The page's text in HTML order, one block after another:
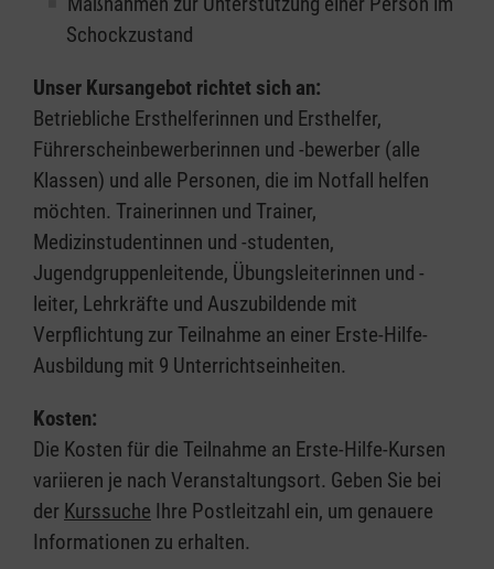
Schockzustand
Unser Kursangebot richtet sich an:
Betriebliche Ersthelferinnen und Ersthelfer,
Führerscheinbewerberinnen und -bewerber (alle
Klassen) und alle Personen, die im Notfall helfen
möchten. Trainerinnen und Trainer,
Medizinstudentinnen und -studenten,
Jugendgruppenleitende, Übungsleiterinnen und -
leiter, Lehrkräfte und Auszubildende mit
Verpflichtung zur Teilnahme an einer Erste-Hilfe-
Ausbildung mit 9 Unterrichtseinheiten.
Kosten:
Die Kosten für die Teilnahme an Erste-Hilfe-Kursen
variieren je nach Veranstaltungsort. Geben Sie bei
der Kurssuche Ihre Postleitzahl ein, um genauere
Informationen zu erhalten.